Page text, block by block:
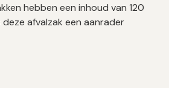
hebben een inhoud van 120
afvalzak een aanrader